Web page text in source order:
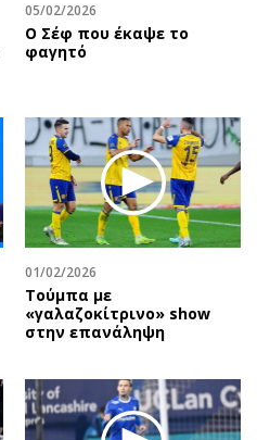
Αναδρομές
Πρόσωπα
Γυναίκα
Showbiz
Ταξίδια
Συνταγές
Έξοδος
Media
Εκπομπές
Podcasts
Uncut
05/02/2026
Ο Σέφ που έκαψε το
φαγητό
01/02/2026
Τούμπα με
«γαλαζοκίτρινο» show
στην επανάληψη